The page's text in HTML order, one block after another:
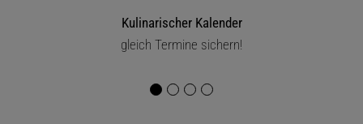
Kulinarischer Kalender
gleich Termine sichern!